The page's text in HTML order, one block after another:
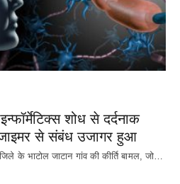
शोध से दर्दनाक
से संबंध उजागर हुआ
जिले के भाटोल जाटान गांव की कीर्ति बामल, जो…